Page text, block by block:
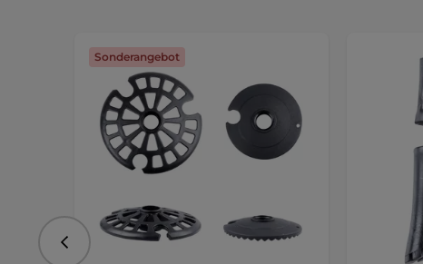
Sonderangebot
vorhergehend